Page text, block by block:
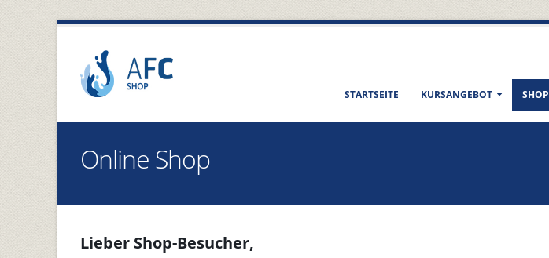
STARTSEITE KURSANGEBOT SHOP
Online Shop
Lieber Shop-Besucher,